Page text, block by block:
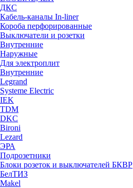
ДКС
Кабель-каналы In-liner
Короба перфорированные
Выключатели и розетки
Внутренние
Наружные
Для электроплит
Внутренние
Legrand
Systeme Electric
IEK
TDM
DKC
Bironi
Lezard
ЭРА
Подрозетники
Блоки розеток и выключателей БКВР
БелТИЗ
Makel